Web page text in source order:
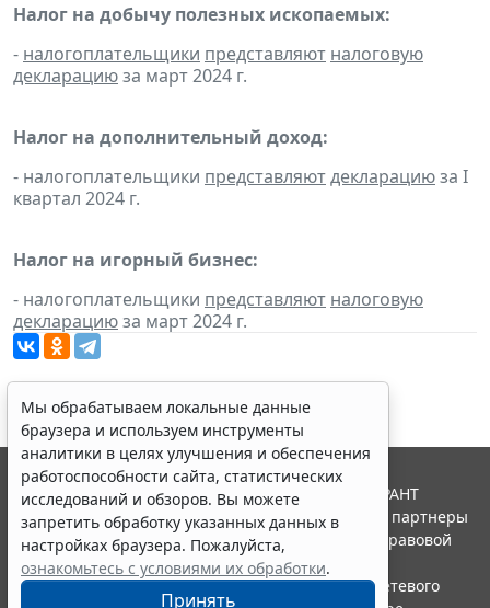
Налог на добычу полезных ископаемых:
- налогоплательщики представляют налоговую
декларациюза март 2024 г.
Налог на дополнительный доход:
- налогоплательщики представляютдекларациюза I
квартал 2024 г.
Налог на игорный бизнес:
- налогоплательщики представляют налоговую
декларациюза март 2024 г.
Мы обрабатываем локальные данные
браузера и используем инструменты
аналитики в целях улучшения и обеспечения
работоспособности сайта, статистических
исследований и обзоров. Вы можете
запретить обработку указанных данных в
настройках браузера. Пожалуйста,
ознакомьтесь с условиями их обработки.
Принять
© ООО "НПП "ГАРАНТ-СЕРВИС", 2026. Система ГАРАНТ
выпускается с 1990 года. Компания "Гарант" и ее партнеры
являются участниками Российской ассоциации правовой
информации ГАРАНТ.
Портал ГАРАНТ.РУ зарегистрирован в качестве сетевого